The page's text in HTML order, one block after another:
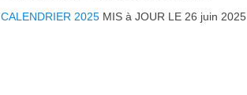
CALENDRIER 2025 MIS à JOUR LE 26 juin 2025